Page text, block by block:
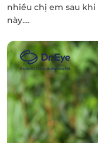
nhiều chị em sau
này.…